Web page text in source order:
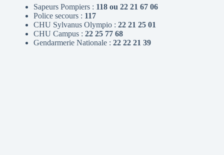
Sapeurs Pompiers : 118 ou 22 21 67 06
Police secours : 117
CHU Sylvanus Olympio : 22 21 25 01
CHU Campus : 22 25 77 68
Gendarmerie Nationale : 22 22 21 39